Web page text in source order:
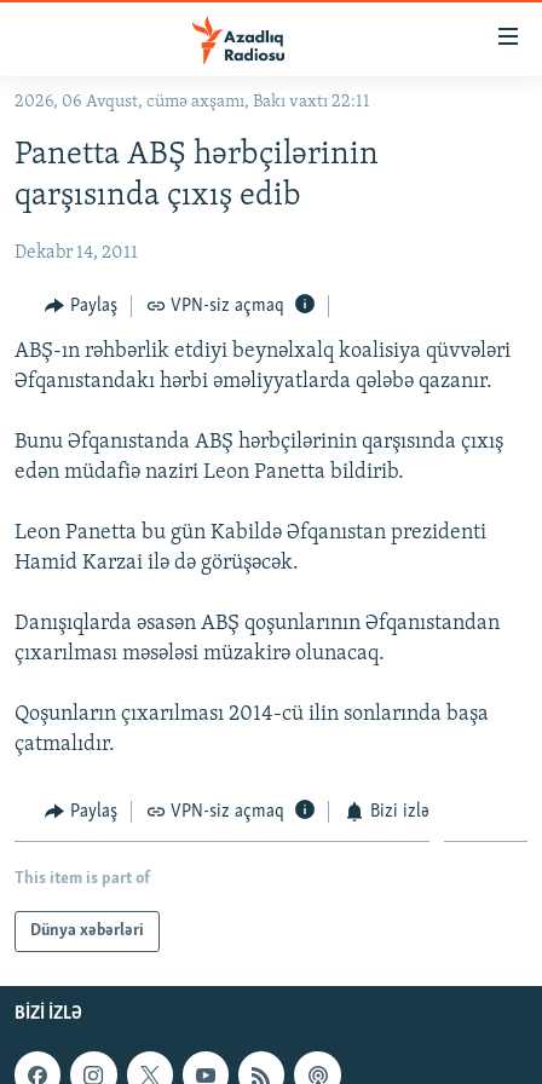
Əsas
qayıt
Əsas
naviqasiyaya
qayıt
KORRUPSIOMETR
#ƏSLINDƏ
FƏRQƏ BAX
QANUNI DOĞRU
ARAŞDIRMA
MULTIMEDIA
VIDEO
FOTOQALEREYA
İNFOQRAFIKA
KARIKATURA
RADIO ARXIV
OXU ZALI
AZƏRBAYCAN ƏDƏBIYYATI KITABXANASI
İSLAM VƏ DEMOKRATIYA
İZ - MƏDƏNIYYƏT PROQRAMI
HAQQIMIZDA
MISSIYAMIZ
PEŞƏ ETIKASI VƏ JURNALISTIKA STANDARTLARIMIZ
MATERIALLARIMIZDAN ISTIFADƏ
BIZIMLƏ ƏLAQƏ
RFE/RL-in bütün saytları
2026, 06 Avqust, cümə axşamı, Bakı vaxtı 22:11
Panetta ABŞ hərbçilərinin
qarşısında çıxış edib
Dekabr 14, 2011
Paylaş VPN-siz açmaq
ABŞ-ın rəhbərlik etdiyi beynəlxalq koalisiya qüvvələri
Əfqanıstandakı hərbi əməliyyatlarda qələbə qazanır.
Bunu Əfqanıstanda ABŞ hərbçilərinin qarşısında çıxış
edən müdafiə naziri Leon Panetta bildirib.
Leon Panetta bu gün Kabildə Əfqanıstan prezidenti
Hamid Karzai ilə də görüşəcək.
Danışıqlarda əsasən ABŞ qoşunlarının Əfqanıstandan
çıxarılması məsələsi müzakirə olunacaq.
Qoşunların çıxarılması 2014-cü ilin sonlarında başa
çatmalıdır.
Paylaş VPN-siz açmaq Bizi izlə
This item is part of
Dünya xəbərləri
BIZI IZLƏ